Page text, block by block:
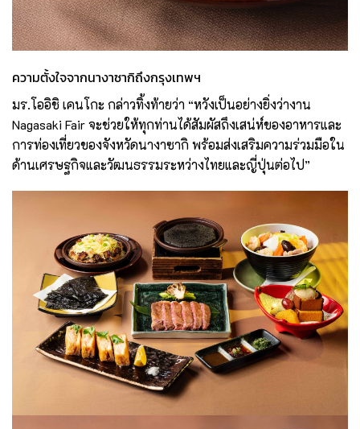
ความตั้งใจจากนางาซากิถึงกรุงเทพฯ
มร.โออิชิ เคนโกะ กล่าวทิ้งท้ายว่า “หวังเป็นอย่างยิ่งว่างาน
Nagasaki Fair จะช่วยให้ทุกท่านได้สัมผัสถึงเสน่ห์ของอาหารและ
การท่องเที่ยวของจังหวัดนางาซากิ พร้อมส่งเสริมความร่วมมือใน
ด้านเศรษฐกิจและวัฒนธรรมระหว่างไทยและญี่ปุ่นต่อไป”